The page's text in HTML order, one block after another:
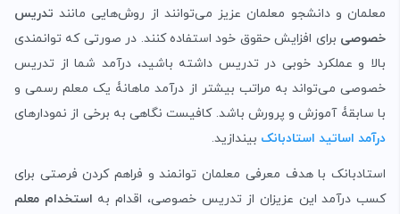
معلمان و دانشجو معلمان عزیز می‌توانند از روش‌هایی مانند تدریس
خصوصی برای افزایش حقوق خود استفاده کنند. در صورتی که توانمندی
بالا و عملکرد خوبی در تدریس داشته باشید، درآمد شما از تدریس
خصوصی می‌تواند به مراتب بیشتر از درآمد ماهانۀ یک معلم رسمی و
با سابقۀ آموزش و پرورش باشد. کافیست نگاهی به برخی از نمودارهای
درآمد اساتید استادبانک بیندازید.
استادبانک با هدف معرفی معلمان توانمند و فراهم کردن فرصتی برای
کسب درآمد این عزیزان از تدریس خصوصی، اقدام به استخدام معلم